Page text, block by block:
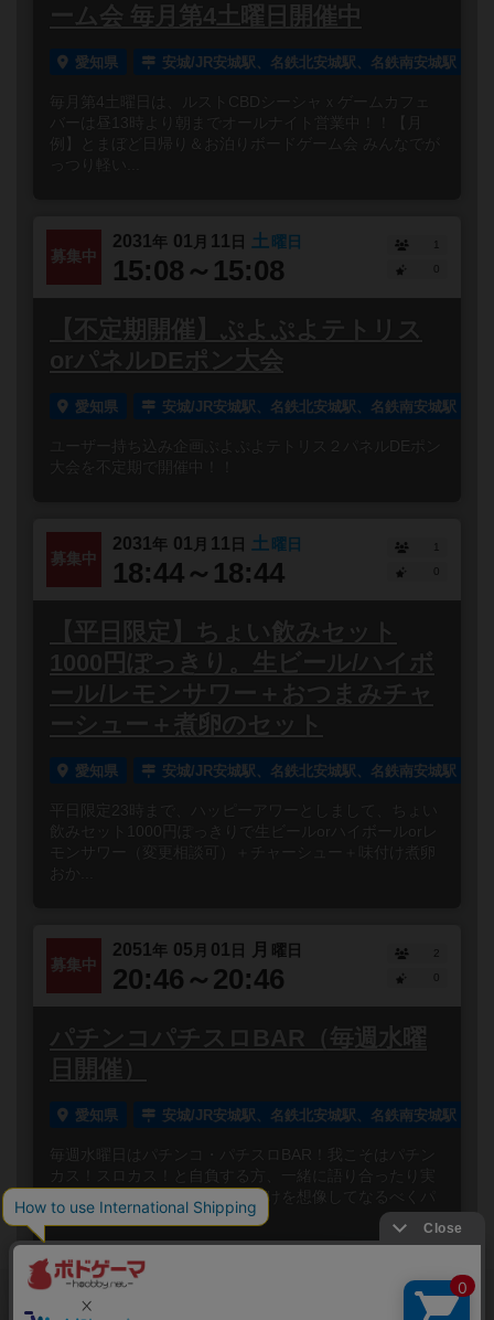
ーム会 毎月第4土曜日開催中
愛知県 安城/JR安城駅、名鉄北安城駅、名鉄南安城駅
毎月第4土曜日は、ルストCBDシーシャｘゲームカフェ
バーは昼13時より朝までオールナイト営業中！！【月
例】とまぼど日帰り＆お泊りボードゲーム会 みんなでが
っつり軽い...
募集中
2031 年 01 月 11 日 土 曜日
15:08～15:08
1
【不定期開催】ぷよぷよテトリス
orパネルDEポン大会
愛知県 安城/JR安城駅、名鉄北安城駅、名鉄南安城駅
ユーザー持ち込み企画ぷよぷよテトリス２パネルDEポン
大会を不定期で開催中！！
募集中
2031 年 01 月 11 日 土 曜日
18:44～18:44
1
【平日限定】ちょい飲みセット
1000円ぽっきり。生ビール/ハイボ
ール/レモンサワー＋おつまみチャ
ーシュー＋煮卵のセット
愛知県 安城/JR安城駅、名鉄北安城駅、名鉄南安城駅
平日限定23時まで、ハッピーアワーとしまして、ちょい
飲みセット1000円ぽっきりで生ビールorハイボールorレ
モンサワー（変更相談可）＋チャーシュー＋味付け煮卵
募集中
2051 年 05 月 01 日 月 曜日
20:46～20:46
2
パチンコパチスロBAR（毎週水曜
日開催）
愛知県 安城/JR安城駅、名鉄北安城駅、名鉄南安城駅
毎週水曜日はパチンコ・パチスロBAR！我こそはパチン
カス！スロカス！と自負する方、一緒に語り合ったり実
況見たり、シミュレーターで負けを想像してなるべくパ
チンコ屋に行...
閉じる
ボードゲームのプレイ履歴を記録し